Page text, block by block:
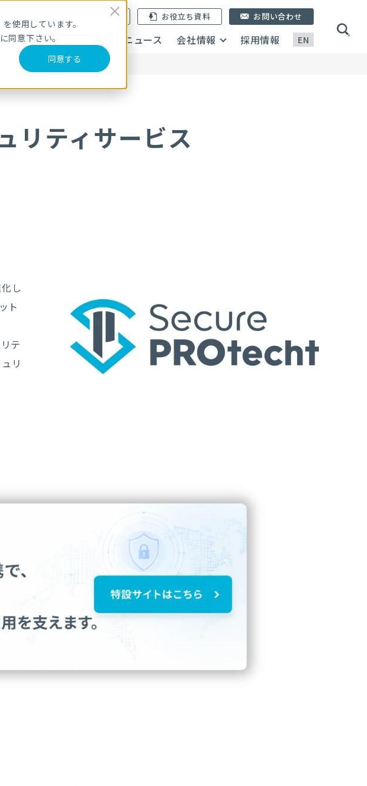
使用しています。
同意下さい。
同意する
EN
メールマガジン登録 お役立ち資料
ミナー ブログ ニュース 会社情報 採用情報
お問い合わせ
リティサービス
し
ト
テ
リ